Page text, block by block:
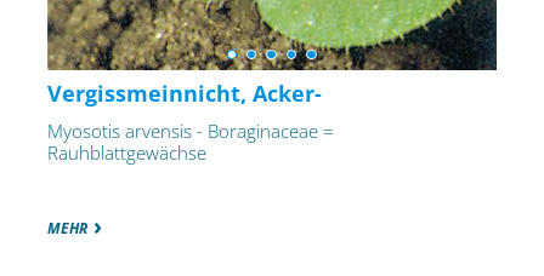
Vergissmeinnicht, Acker-
Myosotis arvensis - Boraginaceae =
Rauhblattgewächse
MEHR